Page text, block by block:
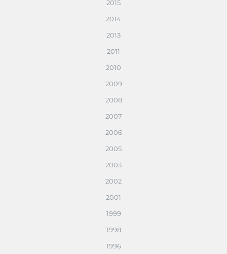
2015
2014
2013
2011
2010
2009
2008
2007
2006
2005
2003
2002
2001
1999
1998
1996